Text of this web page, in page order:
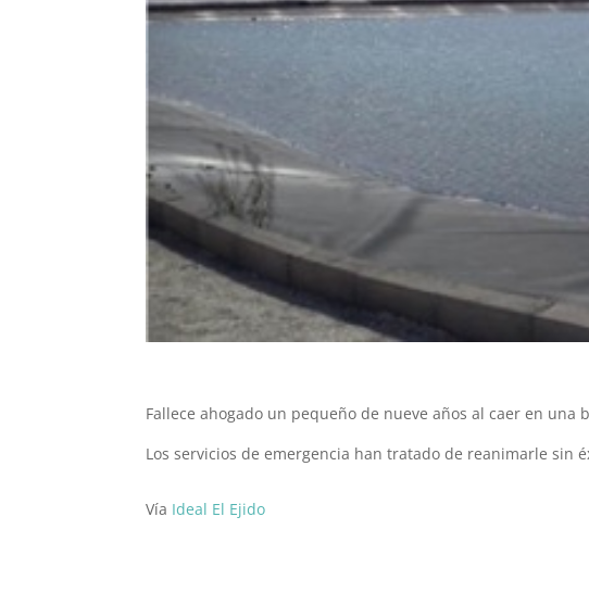
Fallece ahogado un pequeño de nueve años al caer en una
Los servicios de emergencia han tratado de reanimarle sin
Vía Ideal El Ejido